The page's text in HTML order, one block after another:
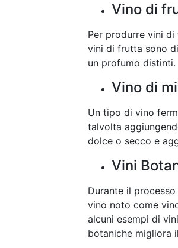
Vino di
Per produrre vini
vini di frutta sono
un profumo distinti.
Vino di
Un tipo di vino
talvolta
dolce o secco e
Vini
Durante il
vino noto come
alcuni esempi di
botaniche migliora